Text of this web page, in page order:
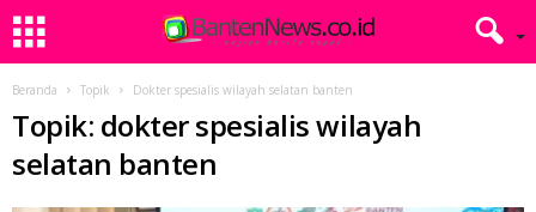
Beranda Topik Dokter spesialis wilayah selatan banten
Topik: dokter spesialis wilayah
selatan banten